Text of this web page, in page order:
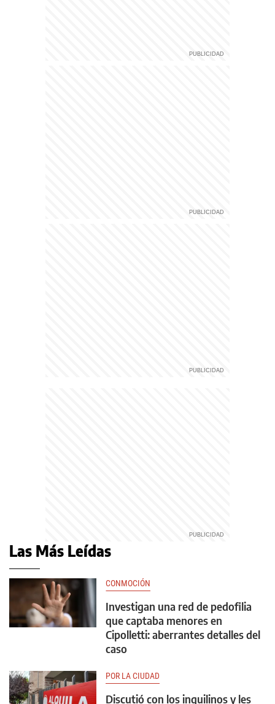
Las Más Leídas
CONMOCIÓN
Investigan una red de pedofilia
que captaba menores en
Cipolletti: aberrantes detalles del
caso
POR LA CIUDAD
Discutió con los inquilinos y les